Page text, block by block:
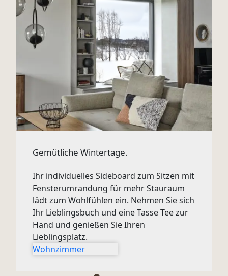
Gemütliche Wintertage.
Ihr individuelles Sideboard zum Sitzen mit
Fensterumrandung für mehr Stauraum
lädt zum Wohlfühlen ein. Nehmen Sie sich
Ihr Lieblingsbuch und eine Tasse Tee zur
Hand und genießen Sie Ihren
Lieblingsplatz.
Wohnzimmer